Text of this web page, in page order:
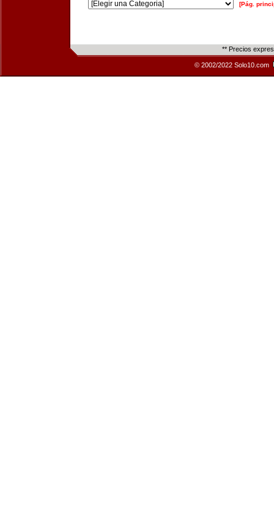
[Pág.
** Precios
© 2002/2022 Solo10.com